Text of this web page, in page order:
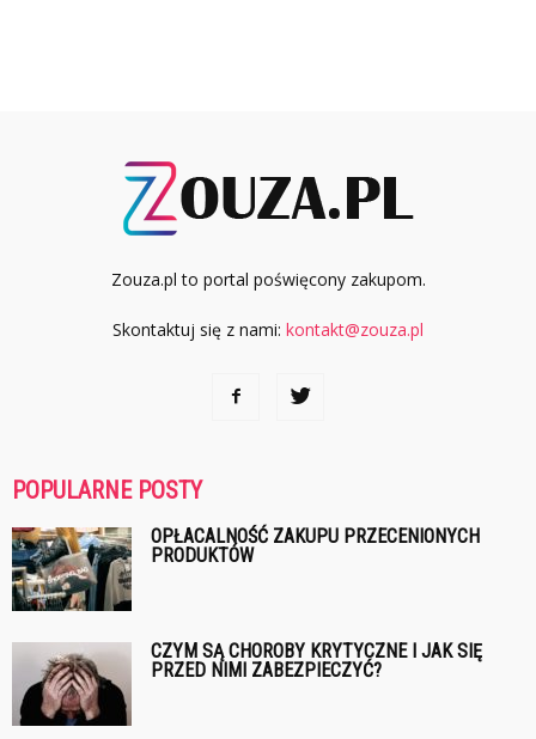
Zouza.pl to portal poświęcony zakupom.
Skontaktuj się z nami: kontakt@zouza.pl
POPULARNE POSTY
OPŁACALNOŚĆ ZAKUPU PRZECENIONYCH
PRODUKTÓW
CZYM SĄ CHOROBY KRYTYCZNE I JAK SIĘ
PRZED NIMI ZABEZPIECZYĆ?